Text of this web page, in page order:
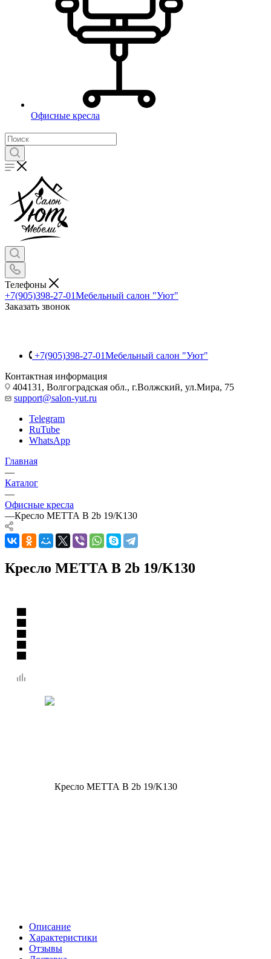
Офисные кресла
Телефоны
+7(905)398-27-01Мебельный салон "Уют"
Заказать звонок
+7(905)398-27-01Мебельный салон "Уют"
Контактная информация
404131, Волгоградская обл., г.Волжский, ул.Мира, 75
support@salon-yut.ru
Telegram
RuTube
WhatsApp
Главная
—
Каталог
—
Офисные кресла
—Кресло МЕТТА B 2b 19/K130
Кресло МЕТТА B 2b 19/K130
Описание
Характеристики
Отзывы